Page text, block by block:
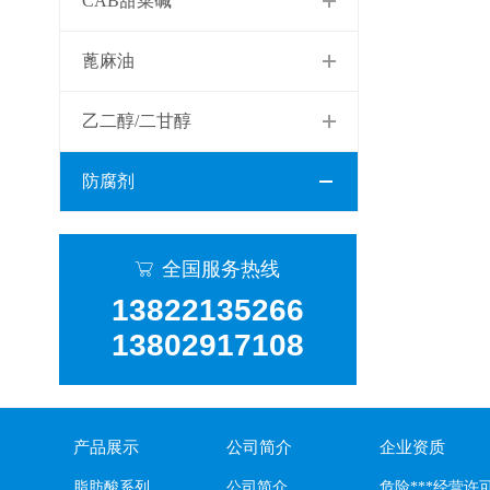
蓖麻油
乙二醇/二甘醇
防腐剂
 全国服务热线
13822135266
13802917108
产品展示 公司简介 企业资质